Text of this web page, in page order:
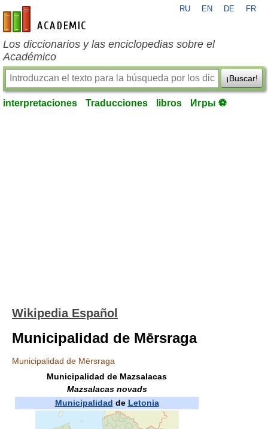
es-academic.com
RU EN DE FR
Los diccionarios y las enciclopedias sobre el
Académico
¡Buscar!
interpretaciones Traducciones libros Игры ⚽
Wikipedia Español
Municipalidad de Mērsraga
Municipalidad de Mērsraga
Municipalidad de Mazsalacas
Mazsalacas novads
Municipalidad de Letonia